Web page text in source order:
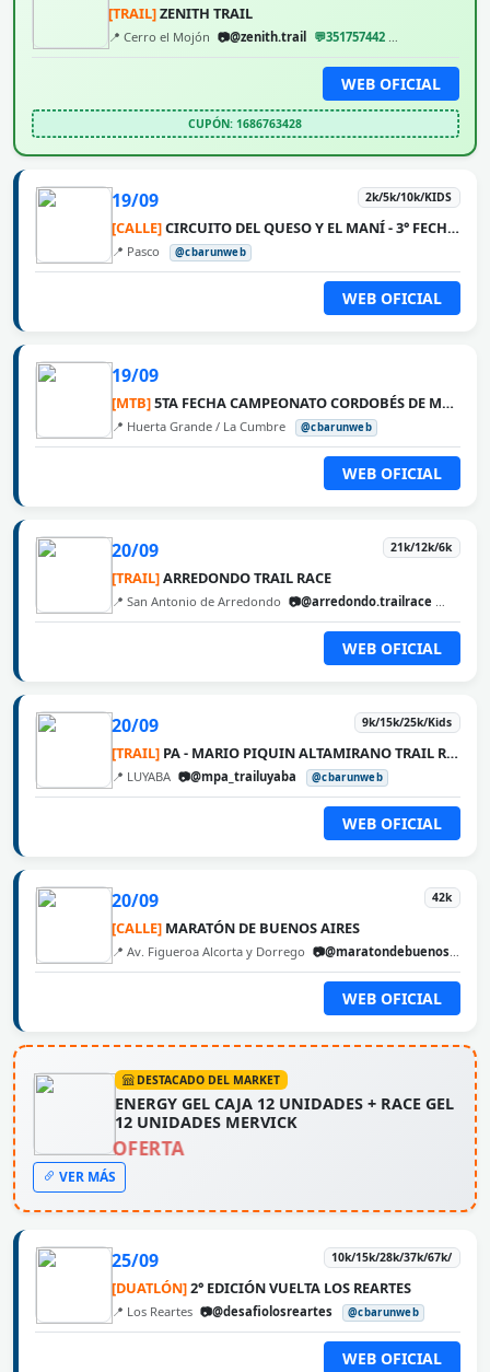
[TRAIL]ZENITH TRAIL
📍 Cerro el Mojón 📷@zenith.trail 💬351757442
WEB OFICIAL
CUPÓN: 1686763428
19/09 2k/5k/10k/KIDS
[CALLE]CIRCUITO DEL QUESO Y EL MANÍ - 3° FECHA PASCO
📍 Pasco @cbarunweb
WEB OFICIAL
19/09
[MTB]5TA FECHA CAMPEONATO CORDOBÉS DE MTB 2026 - LA VUELTA
📍 Huerta Grande / La Cumbre @cbarunweb
WEB OFICIAL
20/09 21k/12k/6k
[TRAIL]ARREDONDO TRAIL RACE
📍 San Antonio de Arredondo 📷@arredondo.trailrace
WEB OFICIAL
20/09 9k/15k/25k/Kids
[TRAIL] PA - MARIO PIQUIN ALTAMIRANO TRAIL RUNNING
📍 LUYABA 📷@mpa_trailuyaba @cbarunweb
WEB OFICIAL
20/09 42k
[CALLE] MARATÓN DE BUENOS AIRES
📍 Av. Figueroa Alcorta y Dorrego 📷@maratondebuenosaires
WEB OFICIAL
DESTACADO DEL MARKET
ENERGY GEL CAJA 12 UNIDADES + RACE GEL
12 UNIDADES MERVICK
OFERTA
VER MÁS
25/09 10k/15k/28k/37k/67k/
[DUATLÓN]2° EDICIÓN VUELTA LOS REARTES
📍 Los Reartes 📷@desafiolosreartes @cbarunweb
WEB OFICIAL